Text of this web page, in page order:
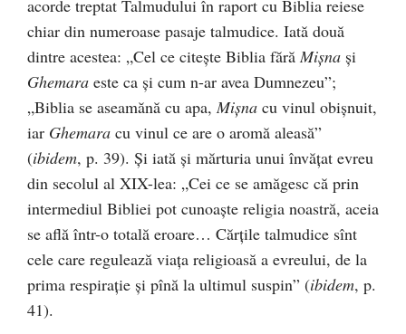
acorde treptat Talmudului în raport cu Biblia reiese
chiar din numeroase pasaje talmudice. Iată două
dintre acestea: „Cel ce citește Biblia fără Mișna și
Ghemara este ca și cum n-ar avea Dumnezeu”;
„Biblia se aseamănă cu apa, Mișna cu vinul obișnuit,
iar Ghemara cu vinul ce are o aromă aleasă”
(ibidem, p. 39). Și iată și mărturia unui învățat evreu
din secolul al XIX-lea: „Cei ce se amăgesc că prin
intermediul Bibliei pot cunoaște religia noastră, aceia
se află într-o totală eroare… Cărțile talmudice sînt
cele care regulează viața religioasă a evreului, de la
prima respirație și pînă la ultimul suspin” (ibidem, p.
41).